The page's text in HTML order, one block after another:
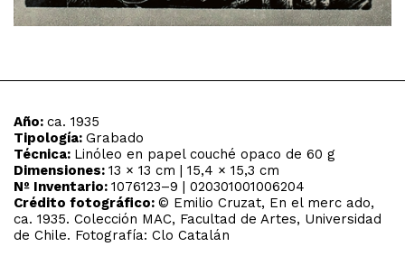
Año: ca. 1935
Tipología: Grabado
Técnica: Linóleo en papel couché opaco de 60 g
Dimensiones: 13 × 13 cm | 15,4 × 15,3 cm
Nº Inventario: 1076123–9 | 020301001006204
Crédito fotográfico: © Emilio Cruzat, En el merc ado,
ca. 1935. Colección MAC, Facultad de Artes, Universidad
de Chile. Fotografía: Clo Catalán